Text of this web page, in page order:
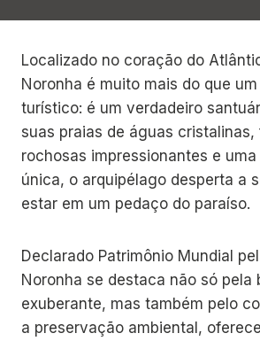
Localizado no coração do
Noronha é muito mais do que
turístico: é um verdadeiro
suas praias de águas cristalinas,
rochosas impressionantes e
única, o arquipélago desperta a
estar em um pedaço do paraíso.
Declarado Patrimônio Mundial
Noronha se destaca não só pela
exuberante, mas também pelo
a preservação ambiental,